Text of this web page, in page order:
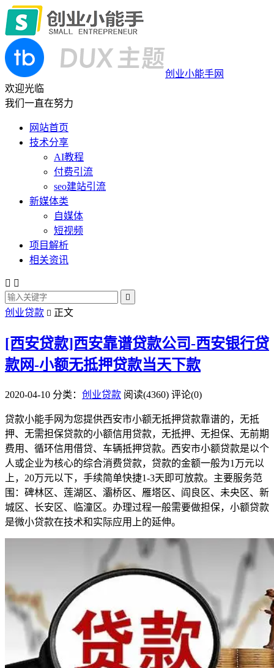
创业小能手网
欢迎光临
我们一直在努力
网站首页
技术分享
AI教程
付费引流
seo建站引流
新媒体类
自媒体
短视频
项目解析
相关资讯
 

创业贷款  正文
[西安贷款]西安靠谱贷款公司-西安银行贷
款网-小额无抵押贷款当天下款
2020-04-10 分类： 创业贷款 阅读(4360) 评论(0)
贷款小能手网为您提供西安市小额无抵押贷款靠谱的，无抵
押、无需担保贷款的小额信用贷款，无抵押、无担保、无前期
费用、循环信用借贷、车辆抵押贷款。西安市小额贷款是以个
人或企业为核心的综合消费贷款，贷款的金额一般为1万元以
上，20万元以下，手续简单快捷1-3天即可放款。主要服务范
围：碑林区、莲湖区、灞桥区、雁塔区、阎良区、未央区、新
城区、长安区、临潼区。办理过程一般需要做担保，小额贷款
是微小贷款在技术和实际应用上的延伸。